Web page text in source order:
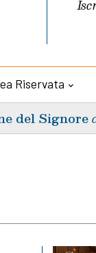
Riservata
del Signore